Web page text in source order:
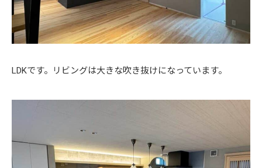
LDKです。リビングは大きな吹き抜けになっています。